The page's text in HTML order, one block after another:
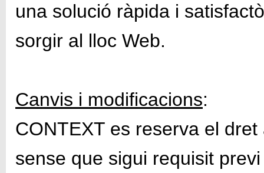
una solució ràpida i
sorgir al lloc Web.
Canvis i modificacions:
CONTEXT es reserva el
sense que sigui requisit